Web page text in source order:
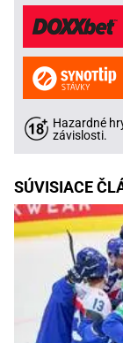
Hazardné
závislosti.
SÚVISIACE